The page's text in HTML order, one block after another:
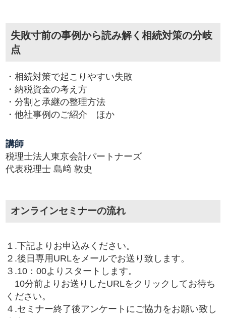
失敗寸前の事例から読み解く相続対策の分岐
点
・相続対策で起こりやすい失敗
・納税資金の考え方
・分割と承継の整理方法
・他社事例のご紹介 ほか
講師
税理士法人東京会計パートナーズ
代表税理士 島﨑 敦史
オンラインセミナーの流れ
１.下記よりお申込みください。
２.後日専用URLをメールでお送り致します。
３.10：00よりスタートします。
10分前よりお送りしたURLをクリックしてお待ち
ください。
４.セミナー終了後アンケートにご協力をお願い致し